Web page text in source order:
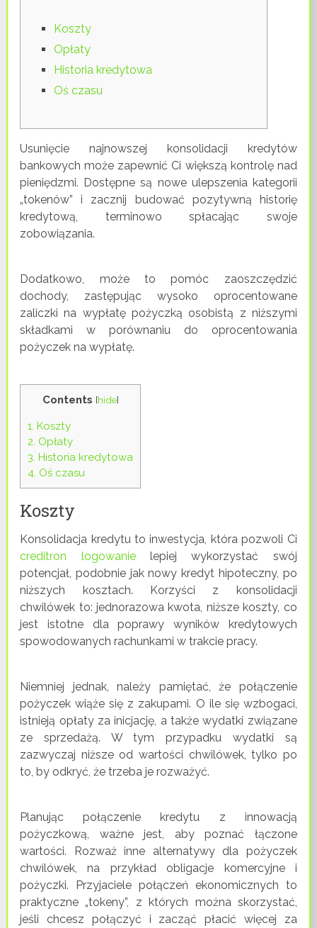
Koszty
Opłaty
Historia kredytowa
Oś czasu
Usunięcie najnowszej konsolidacji kredytów
bankowych może zapewnić Ci większą kontrolę nad
pieniędzmi. Dostępne są nowe ulepszenia kategorii
„tokenów” i zacznij budować pozytywną historię
kredytową, terminowo spłacając swoje
zobowiązania.
Dodatkowo, może to pomóc zaoszczędzić
dochody, zastępując wysoko oprocentowane
zaliczki na wypłatę pożyczką osobistą z niższymi
składkami w porównaniu do oprocentowania
pożyczek na wypłatę.
Contents [hide]
1. Koszty
2. Opłaty
3. Historia kredytowa
4. Oś czasu
Koszty
Konsolidacja kredytu to inwestycja, która pozwoli Ci
creditron logowanielepiej wykorzystać swój
potencjał, podobnie jak nowy kredyt hipoteczny, po
niższych kosztach. Korzyści z konsolidacji
chwilówek to: jednorazowa kwota, niższe koszty, co
jest istotne dla poprawy wyników kredytowych
spowodowanych rachunkami w trakcie pracy.
Niemniej jednak, należy pamiętać, że połączenie
pożyczek wiąże się z zakupami. O ile się wzbogaci,
istnieją opłaty za inicjację, a także wydatki związane
ze sprzedażą. W tym przypadku wydatki są
zazwyczaj niższe od wartości chwilówek, tylko po
to, by odkryć, że trzeba je rozważyć.
Planując połączenie kredytu z innowacją
pożyczkową, ważne jest, aby poznać łączone
wartości. Rozważ inne alternatywy dla pożyczek
chwilówek, na przykład obligacje komercyjne i
pożyczki. Przyjaciele połączeń ekonomicznych to
praktyczne „tokeny”, z których można skorzystać,
jeśli chcesz połączyć i zacząć płacić więcej za